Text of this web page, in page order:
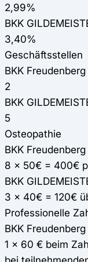
2,99%
BKK
3,40%
Geschäftsstellen
BKK Freudenberg
2
BKK
5
Osteopathie
BKK Freudenberg
8 x 50€ = 400€
BKK
3 x 40€ = 120€
Professionelle
BKK Freudenberg
1 x 60 € beim